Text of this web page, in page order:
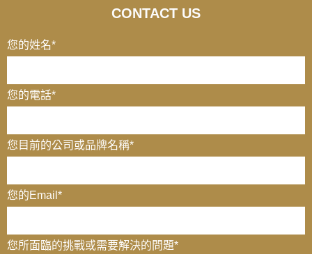
CONTACT US
您的姓名*
您的電話*
您目前的公司或品牌名稱*
您的Email *
您所面臨的挑戰或需要解決的問題*